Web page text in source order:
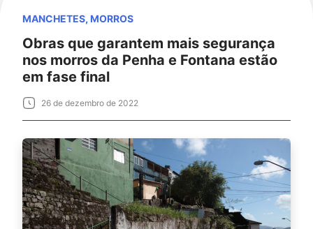
MANCHETES, MORROS
Obras que garantem mais segurança
nos morros da Penha e Fontana estão
em fase final
26 de dezembro de 2022